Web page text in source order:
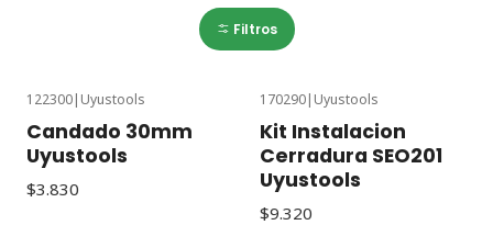
Filtros
122300| Uyustools
Candado 30mm
Uyustools
$3.830
170290| Uyustools
Kit Instalacion
Cerradura SEO201
Uyustools
$9.320